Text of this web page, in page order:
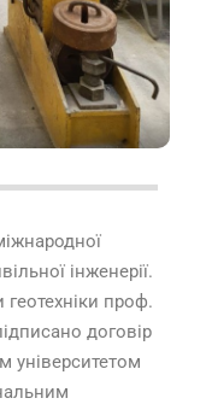
інженерії.
геотехніки проф.
договір
університетом